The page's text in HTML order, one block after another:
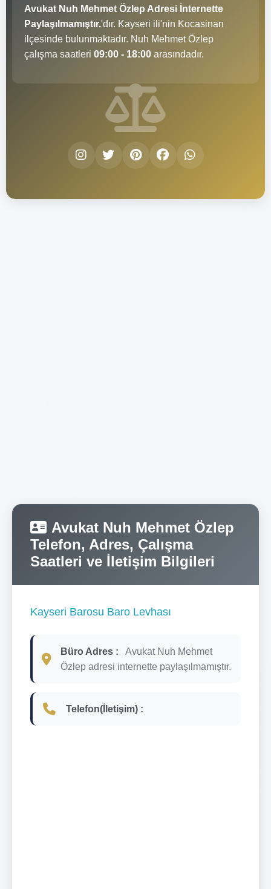
Avukat Nuh Mehmet Özlep Adresi İnternette
Paylaşılmamıştır.'dır. Kayseri ili'nin Kocasinan
ilçesinde bulunmaktadır. Nuh Mehmet Özlep
çalışma saatleri 09:00 - 18:00 arasındadır.
Avukat Nuh Mehmet Özlep
Telefon, Adres, Çalışma
Saatleri ve İletişim Bilgileri
Kayseri Barosu Baro Levhası
Büro Adres :
Avukat Nuh Mehmet
Özlep adresi internette paylaşılmamıştır.
Telefon(İletişim) :